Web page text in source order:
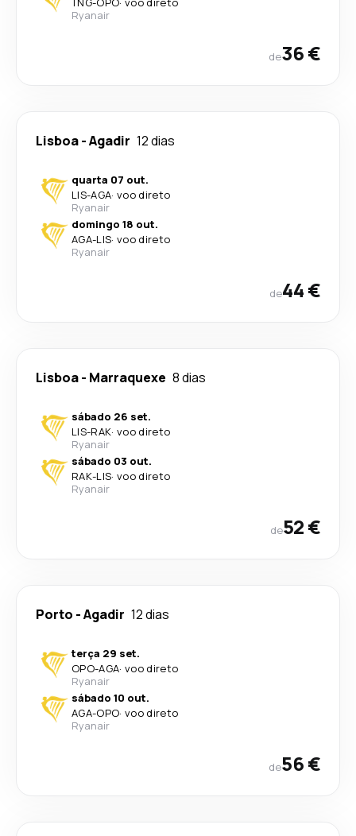
Ryanair
de36 €
Lisboa-Agadir 12 dias
quarta 07 out.
LIS-AGA· voo direto
Ryanair
domingo 18 out.
AGA-LIS· voo direto
Ryanair
de44 €
Lisboa- Marraquexe 8 dias
sábado 26 set.
LIS-RAK· voo direto
Ryanair
sábado 03 out.
RAK-LIS· voo direto
Ryanair
de52 €
Porto -Agadir 12 dias
terça 29 set.
OPO-AGA· voo direto
Ryanair
sábado 10 out.
AGA-OPO· voo direto
Ryanair
de56 €